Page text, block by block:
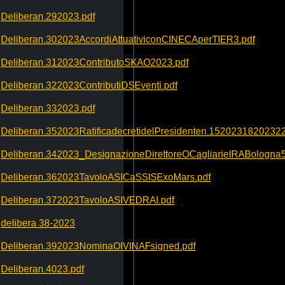
Deliberan.292023.pdf
Deliberan.302023AccordiAttuativiconCINECAperTIER3.pdf
Deliberan.312023ContributoSKAO2023.pdf
Deliberan.322023ContributiDSEventi.pdf
Deliberan.332023.pdf
Deliberan.362023TavoloASICaSSISExoMars.pdf
Deliberan.372023TavoloASIVEDRAI.pdf
delibera 38-2023
Deliberan.392023NominaOIVINAFsigned.pdf
Deliberan.4023.pdf